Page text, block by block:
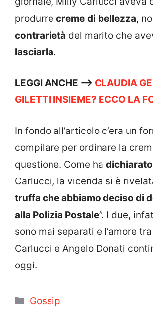
produrre creme di bellezza,
contrarietà del marito che
lasciarla.
LEGGI ANCHE –> CLAUDIA
GILETTI INSIEME? ECCO LA
In fondo all’articolo c’era un
compilare per ordinare la
questione. Come ha dichiarato
Carlucci, la vicenda si è
truffa che abbiamo deciso di
alla Polizia Postale”. I due,
sono mai separati e l’amore
Carlucci e Angelo Donati
oggi.
Categorie
Gossip